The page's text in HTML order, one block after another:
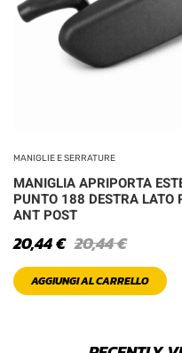
MANIGLIE E SERRATURE
MANIGLIA APRIPORTA
PUNTO 188 DESTRA LATO
ANT POST
20,44€
20,44€
AGGIUNGI AL CARRELLO